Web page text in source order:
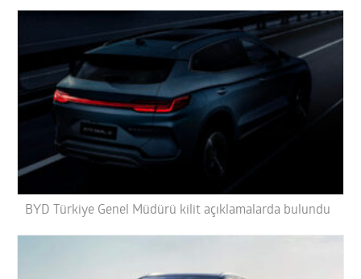
BYD Türkiye Genel Müdürü kilit açıklamalarda bulundu